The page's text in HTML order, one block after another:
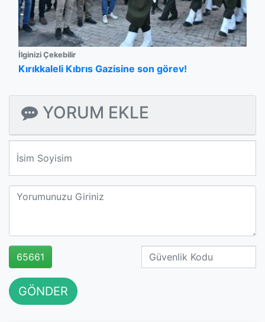
İlginizi Çekebilir
Kırıkkaleli Kıbrıs Gazisine son görev!
YORUM EKLE
65661
GÖNDER